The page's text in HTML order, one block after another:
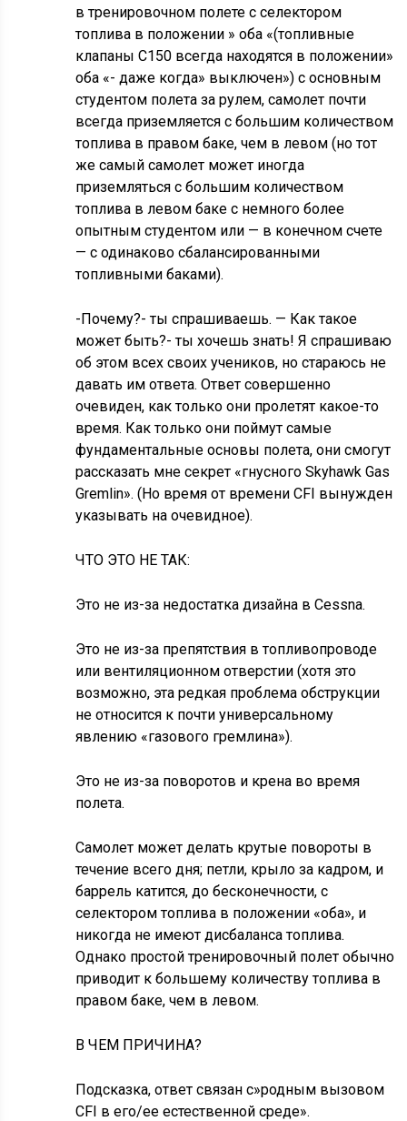
в тренировочном полете с селектором
топлива в положении » оба «(топливные
клапаны C150 всегда находятся в положении»
оба «- даже когда» выключен») с основным
студентом полета за рулем, самолет почти
всегда приземляется с большим количеством
топлива в правом баке, чем в левом (но тот
же самый самолет может иногда
приземляться с большим количеством
топлива в левом баке с немного более
опытным студентом или — в конечном счете
— с одинаково сбалансированными
топливными баками).
-Почему?- ты спрашиваешь. — Как такое
может быть?- ты хочешь знать! Я спрашиваю
об этом всех своих учеников, но стараюсь не
давать им ответа. Ответ совершенно
очевиден, как только они пролетят какое-то
время. Как только они поймут самые
фундаментальные основы полета, они смогут
рассказать мне секрет «гнусного Skyhawk Gas
Gremlin». (Но время от времени CFI вынужден
указывать на очевидное).
ЧТО ЭТО НЕ ТАК:
Это не из-за недостатка дизайна в Cessna.
Это не из-за препятствия в топливопроводе
или вентиляционном отверстии (хотя это
возможно, эта редкая проблема обструкции
не относится к почти универсальному
явлению «газового гремлина»).
Это не из-за поворотов и крена во время
полета.
Самолет может делать крутые повороты в
течение всего дня; петли, крыло за кадром, и
баррель катится, до бесконечности, с
селектором топлива в положении «оба», и
никогда не имеют дисбаланса топлива.
Однако простой тренировочный полет обычно
приводит к большему количеству топлива в
правом баке, чем в левом.
В ЧЕМ ПРИЧИНА?
Подсказка, ответ связан с»родным вызовом
CFI в его/ее естественной среде».